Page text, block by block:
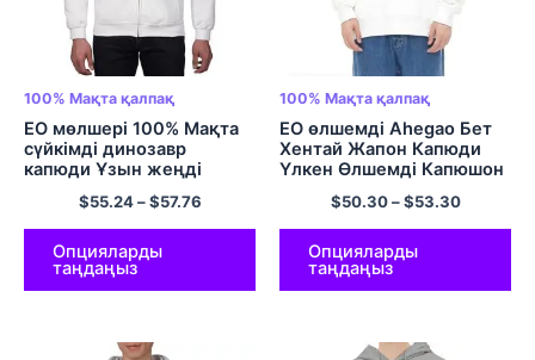
100% Мақта қалпақ
ЕО мөлшері 100% Мақта
сүйкімді динозавр
капюди Ұзын жеңді
Кавайи капюшоны үлкен
размерлі мультфильм
кездейсоқ эстетикалық
қысылған капюшон Түрлі
түсті
$55.24–$57.76
Опцияларды
таңдаңыз
100% Мақта қалпақ
ЕО өлшемді Ahegao Бет
Хентай Жапон Капюди
Үлкен Өлшемді Капюшон
Свитер Аниме Капус
100% Мақтадан жасалған
ыңғайлы және жұмсақ
капюшондар көп түсті
$50.30–$53.30
Опцияларды
таңдаңыз